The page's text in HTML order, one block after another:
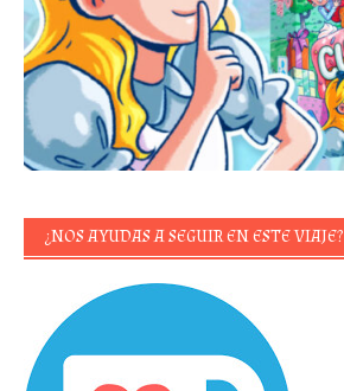
¿NOS AYUDAS A SEGUIR EN ESTE VIAJE?